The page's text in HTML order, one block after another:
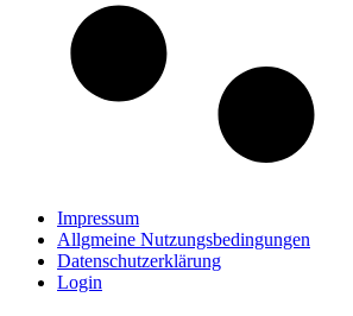
Impressum
Allgmeine Nutzungsbedingungen
Datenschutzerklärung
Login